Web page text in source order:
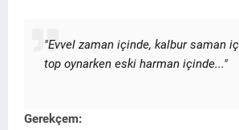
"Evvel zaman içinde, kalbur saman
top oynarken eski harman içinde..."
Gerekçem: